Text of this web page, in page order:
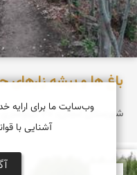
باغ ها و بیشه زارهای
شهرستان لنجان، 40 کیلومتری جنوب غرب اصفهان
وب‌سایت ما برای ارایه
آشنایی با